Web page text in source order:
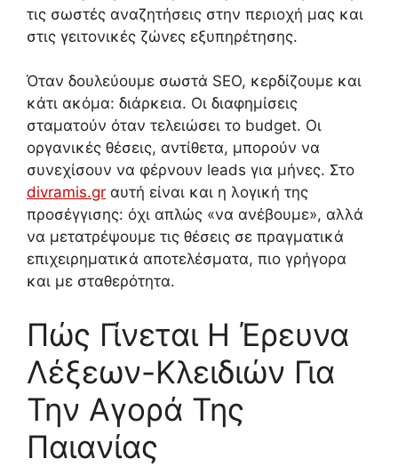
τις σωστές αναζητήσεις στην περιοχή μας και
στις γειτονικές ζώνες εξυπηρέτησης.
Όταν δουλεύουμε σωστά SEO, κερδίζουμε και
κάτι ακόμα: διάρκεια. Οι διαφημίσεις
σταματούν όταν τελειώσει το budget. Οι
οργανικές θέσεις, αντίθετα, μπορούν να
συνεχίσουν να φέρνουν leads για μήνες. Στο
divramis.gr αυτή είναι και η λογική της
προσέγγισης: όχι απλώς «να ανέβουμε», αλλά
να μετατρέψουμε τις θέσεις σε πραγματικά
επιχειρηματικά αποτελέσματα, πιο γρήγορα
και με σταθερότητα.
Πώς Γίνεται Η Έρευνα
Λέξεων-Κλειδιών Για
Την Αγορά Της
Παιανίας